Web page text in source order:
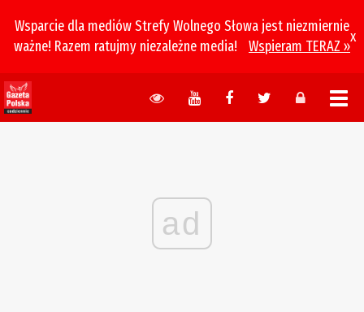
Wsparcie dla mediów Strefy Wolnego Słowa jest niezmiernie
ważne! Razem ratujmy niezależne media!
Wspieram TERAZ »
x
ad